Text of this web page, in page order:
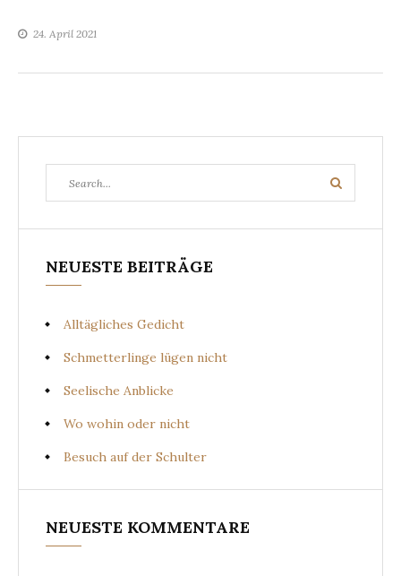
24. April 2021
for:
Search
NEUESTE BEITRÄGE
Alltägliches Gedicht
Schmetterlinge lügen nicht
Seelische Anblicke
Wo wohin oder nicht
Besuch auf der Schulter
NEUESTE KOMMENTARE